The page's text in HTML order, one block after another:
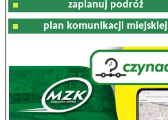
zaplanuj podróż
plan komunikacji miejskiej